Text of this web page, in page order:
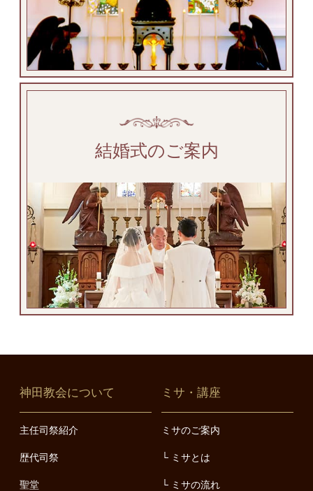
結婚式のご案内
神田教会について
主任司祭紹介
歴代司祭
聖堂
ミサ・講座
ミサのご案内
ミサとは
ミサの流れ